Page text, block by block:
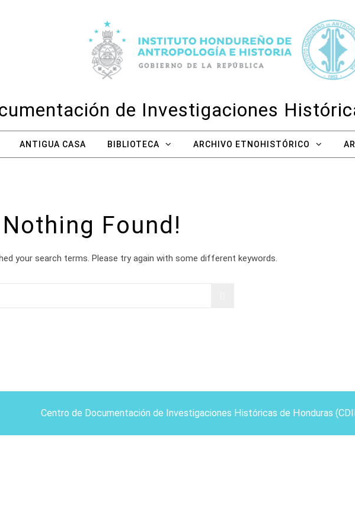
de Investigaciones
ANTIGUA CASA BIBLIOTECA ARCHIVO ETNOHISTÓRICO
Nothing Found!
your search terms. Please try again with some different keywords.
Centro de Documentación de Investigaciones Históricas de Honduras